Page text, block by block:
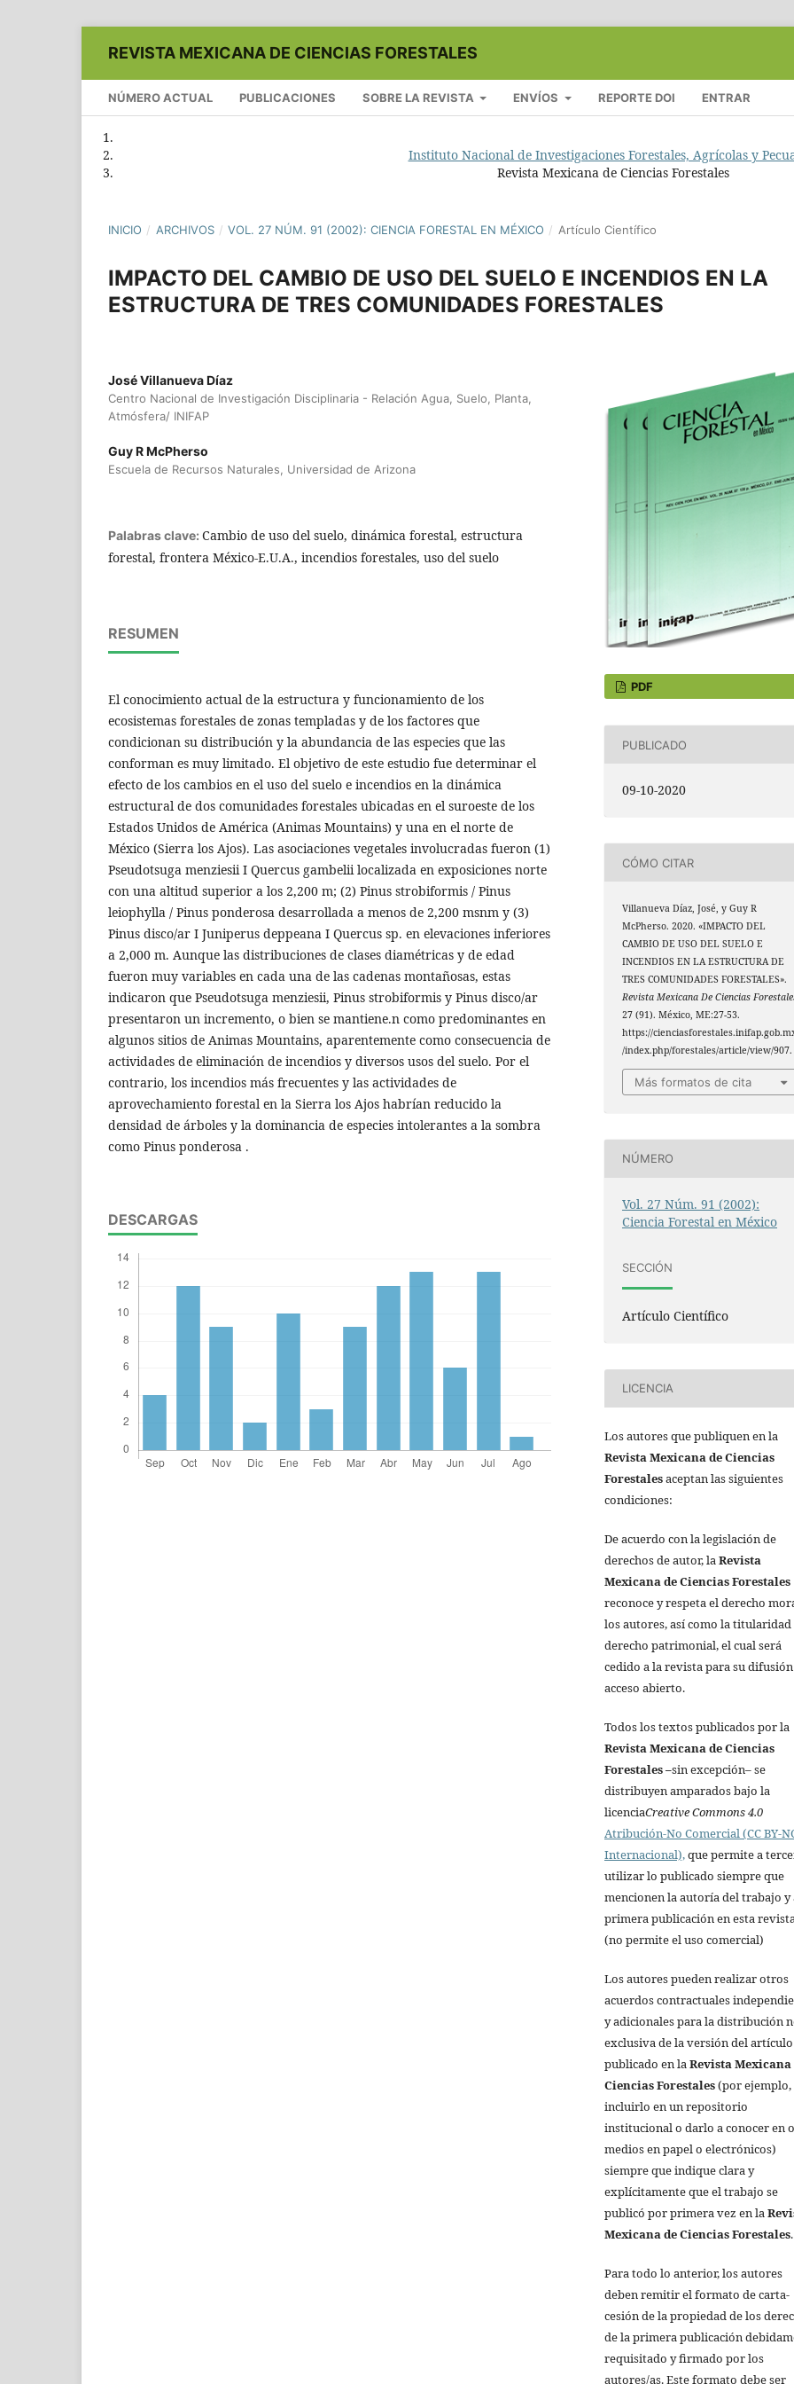
REVISTA MEXICANA DE CIENCIAS FORESTALES
NÚMERO ACTUAL PUBLICACIONES SOBRE LA REVISTA ENVÍOS REPORTE DOI ENTRAR
Instituto Nacional de Investigaciones Forestales, Agrícolas y
Revista Mexicana de Ciencias Forestales
INICIO / ARCHIVOS / VOL. 27 NÚM. 91 (2002): CIENCIA FORESTAL EN MÉXICO / Artículo Científico
IMPACTO DEL CAMBIO DE USO DEL SUELO E INCENDIOS EN LA
ESTRUCTURA DE TRES COMUNIDADES FORESTALES
José Villanueva Díaz
Centro Nacional de Investigación Disciplinaria - Relación Agua, Suelo, Planta,
Atmósfera/ INIFAP
Guy R McPherso
Escuela de Recursos Naturales, Universidad de Arizona
Palabras clave: Cambio de uso del suelo, dinámica forestal, estructura
forestal, frontera México-E.U.A., incendios forestales, uso del suelo
RESUMEN
El conocimiento actual de la estructura y funcionamiento de los
ecosistemas forestales de zonas templadas y de los factores que
condicionan su distribución y la abundancia de las especies que las
conforman es muy limitado. El objetivo de este estudio fue determinar el
efecto de los cambios en el uso del suelo e incendios en la dinámica
estructural de dos comunidades forestales ubicadas en el suroeste de los
Estados Unidos de América (Animas Mountains) y una en el norte de
México (Sierra los Ajos). Las asociaciones vegetales involucradas fueron (1)
Pseudotsuga menziesii I Quercus gambelii localizada en exposiciones norte
con una altitud superior a los 2,200 m; (2) Pinus strobiformis / Pinus
leiophylla / Pinus ponderosa desarrollada a menos de 2,200 msnm y (3)
Pinus disco/ar I Juniperus deppeana I Quercus sp. en elevaciones inferiores
a 2,000 m. Aunque las distribuciones de clases diamétricas y de edad
fueron muy variables en cada una de las cadenas montañosas, estas
indicaron que Pseudotsuga menziesii, Pinus strobiformis y Pinus disco/ar
presentaron un incremento, o bien se mantiene.n como predominantes en
algunos sitios de Animas Mountains, aparentemente como consecuencia de
actividades de eliminación de incendios y diversos usos del suelo. Por el
contrario, los incendios más frecuentes y las actividades de
aprovechamiento forestal en la Sierra los Ajos habrían reducido la
densidad de árboles y la dominancia de especies intolerantes a la sombra
como Pinus ponderosa .
DESCARGAS
PDF
PUBLICADO
09-10-2020
CÓMO CITAR
Villanueva Díaz, José, y Guy R
McPherso. 2020. «IMPACTO DEL
CAMBIO DE USO DEL SUELO E
INCENDIOS EN LA ESTRUCTURA DE
TRES COMUNIDADES FORESTALES».
Revista Mexicana De Ciencias
27 (91). México, ME:27-53.
https://
/index.php/forestales/article/view/907.
Más formatos de cita
NÚMERO
Vol. 27 Núm. 91 (2002):
Ciencia Forestal en México
SECCIÓN
Artículo Científico
LICENCIA
Los autores que publiquen en la
Revista Mexicana de Ciencias
Forestalesaceptan las siguientes
condiciones:
De acuerdo con la legislación de
derechos de autor, laRevista
Mexicana de Ciencias Forestales
reconoce y respeta el derecho
los autores, así como la titularidad
derecho patrimonial, el cual será
cedido a la revista para su
acceso abierto.
Todos los textos publicados por la
Revista Mexicana de Ciencias
Forestales–sin excepción– se
distribuyen amparados bajo la
licenciaCreative Commons 4.0
Atribución-No Comercial (CC BY-
Internacional),que permite a
utilizar lo publicado siempre que
mencionen la autoría del trabajo y
primera publicación en esta
(no permite el uso comercial)
Los autores pueden realizar otros
acuerdos contractuales
y adicionales para la distribución
exclusiva de la versión del artículo
publicado en laRevista Mexicana
Ciencias Forestales(por ejemplo,
incluirlo en un repositorio
institucional o darlo a conocer en
medios en papel o electrónicos)
siempre que indique clara y
explícitamente que el trabajo se
publicó por primera vez en la
Mexicana de Ciencias Forestales.
Para todo lo anterior, los autores
deben remitir el formato de carta-
cesión de la propiedad de los
de la primera publicación
requisitado y firmado por los
autores/as. Este formato debe ser